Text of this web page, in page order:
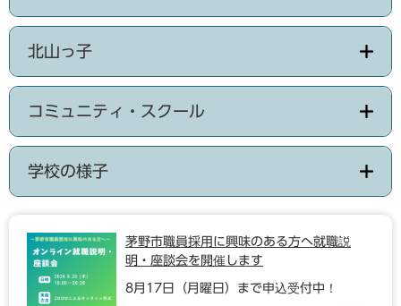
北山っ子
コミュニティ・スクール
学校の様子
茅野市職員採用に興味のある方へ就職説
明・座談会を開催します
8月17日（月曜日）まで申込受付中！